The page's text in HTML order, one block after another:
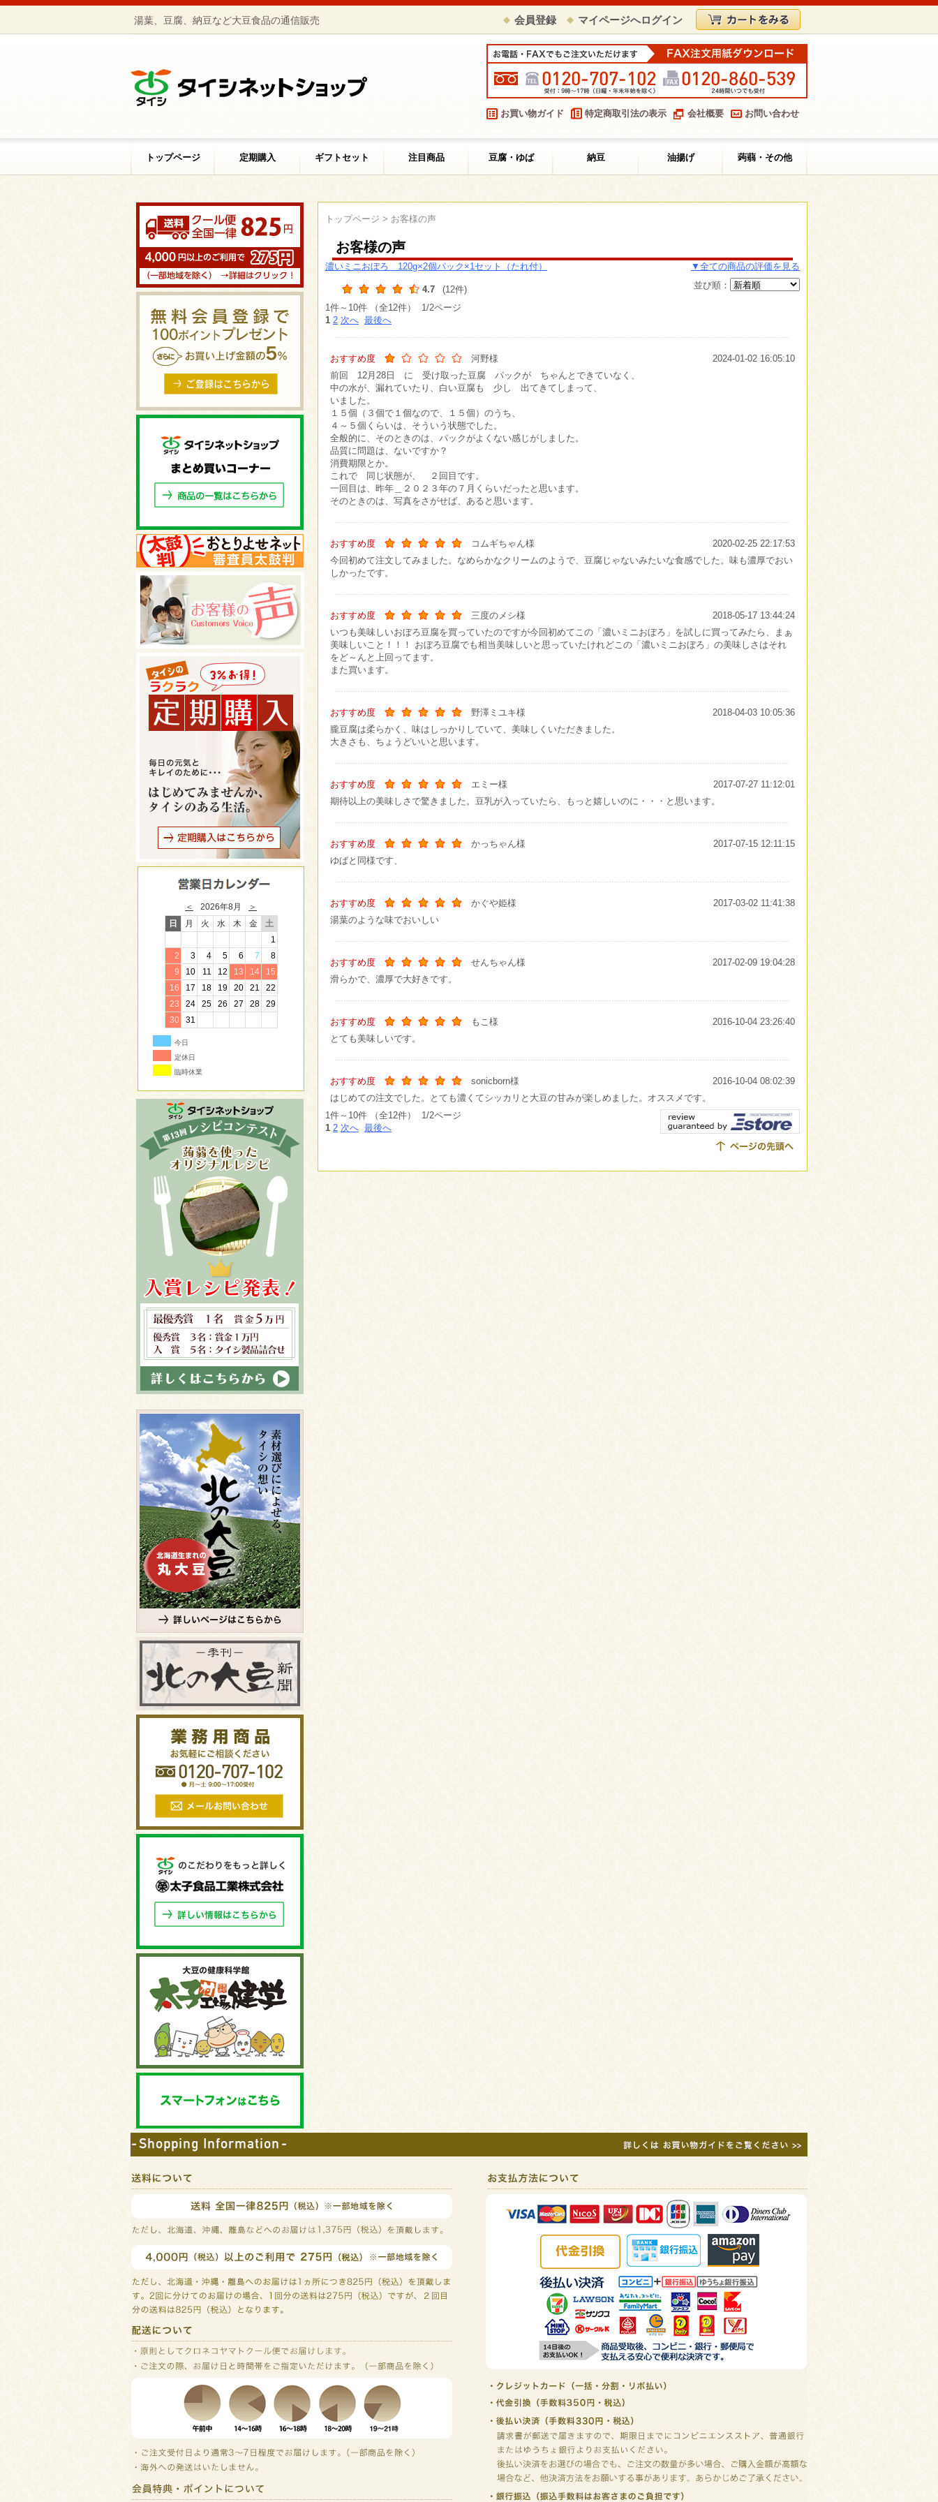
湯葉、豆腐、納豆など大豆食品の通信販売 マイページへログイン
会員登録
お買い物ガイド 特定商取引法の表示 会社概要 お問い合わせ
トップページ 定期購入 ギフトセット 注目商品 豆腐・ゆば 納豆 油揚げ 蒟蒻・その他
＜ 2026年8月
＞
日
月 火 水 木 金
土
1
2
3 4 5 6 7
8
9
10 11 12 13 14
15
16
17 18 19 20 21
22
23
24 25 26 27 28
29
30
31
今日
定休日
臨時休業
トップページ > お客様の声
お客様の声
濃いミニおぼろ 120g×2個パック×1セット（たれ付） ▼全ての商品の評価を見る
4.7 (12件) 並び順：
1件～10件 （全12件） 1/2ページ
1 2 次へ 最後へ
おすすめ度 河野様
2024-01-02 16:05:10
前回 12月28日 に 受け取った豆腐 パックが ちゃんとできていなく、
中の水が、漏れていたり、白い豆腐も 少し 出てきてしまって、
いました。
１５個（３個で１個なので、１５個）のうち、
４～５個くらいは、そういう状態でした。
全般的に、そのときのは、パックがよくない感じがしました。
品質に問題は、ないですか？
消費期限とか。
これで 同じ状態が、 ２回目です。
一回目は、昨年＿２０２３年の７月くらいだったと思います。
そのときのは、写真をさがせば、あると思います。
おすすめ度 コムギちゃん様
2020-02-25 22:17:53
今回初めて注文してみました。なめらかなクリームのようで、豆腐じゃないみたいな食感でした。味も濃厚でおい
しかったです。
おすすめ度 三度のメシ様
2018-05-17 13:44:24
いつも美味しいおぼろ豆腐を買っていたのですが今回初めてこの「濃いミニおぼろ」を試しに買ってみたら、まぁ
美味しいこと！！！ おぼろ豆腐でも相当美味しいと思っていたけれどこの「濃いミニおぼろ」の美味しさはそれ
をど～んと上回ってます。
また買います。
おすすめ度 野澤ミユキ様
2018-04-03 10:05:36
朧豆腐は柔らかく、味はしっかりしていて、美味しくいただきました。
大きさも、ちょうどいいと思います。
おすすめ度 エミー様
2017-07-27 11:12:01
期待以上の美味しさで驚きました。豆乳が入っていたら、もっと嬉しいのに・・・と思います。
おすすめ度 かっちゃん様
2017-07-15 12:11:15
ゆばと同様です、
おすすめ度 かぐや姫様
2017-03-02 11:41:38
湯葉のような味でおいしい
おすすめ度 せんちゃん様
2017-02-09 19:04:28
滑らかで、濃厚で大好きです。
おすすめ度 もこ様
2016-10-04 23:26:40
とても美味しいです。
おすすめ度 sonicborn様
2016-10-04 08:02:39
はじめての注文でした。とても濃くてシッカリと大豆の甘みが楽しめました。オススメです。
1件～10件 （全12件） 1/2ページ
1 2 次へ 最後へ